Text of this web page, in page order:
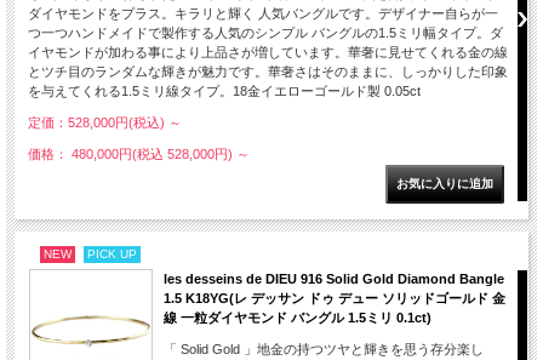
ダイヤモンドをプラス。キラリと輝く 人気バングルです。デザイナー自らが一
つ一つハンドメイドで製作する人気のシンプル バングルの1.5ミリ幅タイプ。ダ
イヤモンドが加わる事により上品さが増しています。華奢に見せてくれる金の線
とツチ目のランダムな輝きが魅力です。華奢さはそのままに、しっかりした印象
を与えてくれる1.5ミリ線タイプ。18金イエローゴールド製 0.05ct
定価：528,000円(税込) ～
価格： 480,000円(税込 528,000円) ～
NEW PICK UP
les desseins de DIEU 916 Solid Gold Diamond Bangle
1.5 K18YG(レ デッサン ドゥ デュー ソリッドゴールド 金
線 一粒ダイヤモンド バングル 1.5ミリ 0.1ct)
「 Solid Gold 」地金の持つツヤと輝きを思う存分楽し